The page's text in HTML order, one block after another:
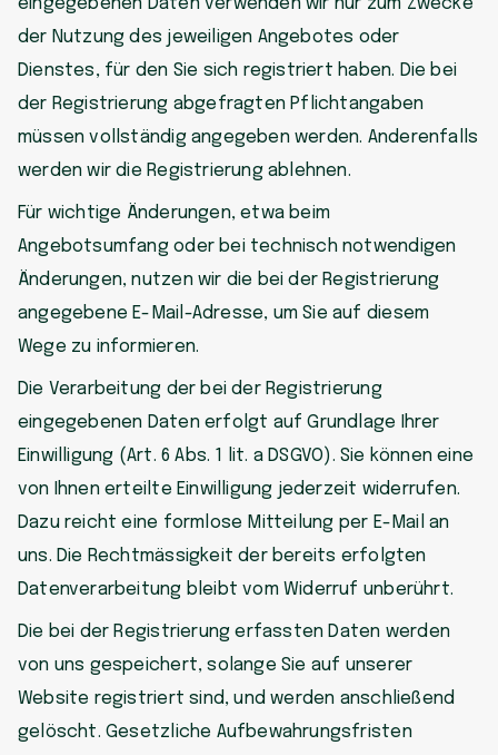
eingegebenen Daten verwenden wir nur zum Zwecke
der Nutzung des jeweiligen Angebotes oder
Dienstes, für den Sie sich registriert haben. Die bei
der Registrierung abgefragten Pflichtangaben
müssen vollständig angegeben werden. Anderenfalls
werden wir die Registrierung ablehnen.
Für wichtige Änderungen, etwa beim
Angebotsumfang oder bei technisch notwendigen
Änderungen, nutzen wir die bei der Registrierung
angegebene E-Mail-Adresse, um Sie auf diesem
Wege zu informieren.
Die Verarbeitung der bei der Registrierung
eingegebenen Daten erfolgt auf Grundlage Ihrer
Einwilligung (Art. 6 Abs. 1 lit. a DSGVO). Sie können eine
von Ihnen erteilte Einwilligung jederzeit widerrufen.
Dazu reicht eine formlose Mitteilung per E-Mail an
uns. Die Rechtmässigkeit der bereits erfolgten
Datenverarbeitung bleibt vom Widerruf unberührt.
Die bei der Registrierung erfassten Daten werden
von uns gespeichert, solange Sie auf unserer
Website registriert sind, und werden anschließend
gelöscht. Gesetzliche Aufbewahrungsfristen